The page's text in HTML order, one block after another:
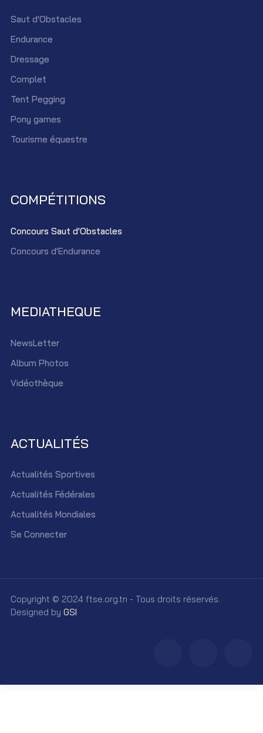
Saut d'Obstacles
Endurance
Dressage
Complet
Tent Pegging
Pony games
Tourisme équestre
COMPÉTITIONS
Concours Saut d'Obstacles
Concours d'Endurance
MEDIATHEQUE
NewsLetter
Album Photos
Vidéothèque
ACTUALITÉS
Actualités Sportives
Actualités Fédérales
Actualités Mondiales
Se Connecter
Copyright © 2024 ftse.org.tn - Tous droits réservés.
Designed by GSI